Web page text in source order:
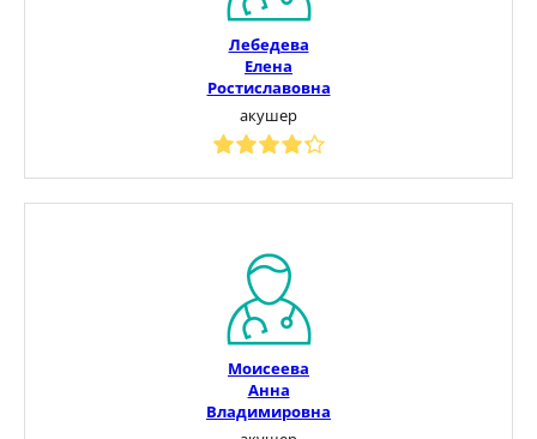
Лебедева
Елена
Ростиславовна
акушер
Моисеева
Анна
Владимировна